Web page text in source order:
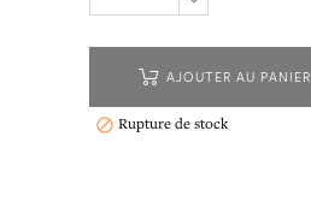
AJOUTER AU PANIER
 Rupture de stock